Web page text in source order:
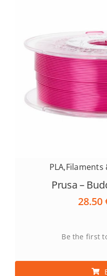
PLA,Filaments
Prusa –
28.50
Be the first